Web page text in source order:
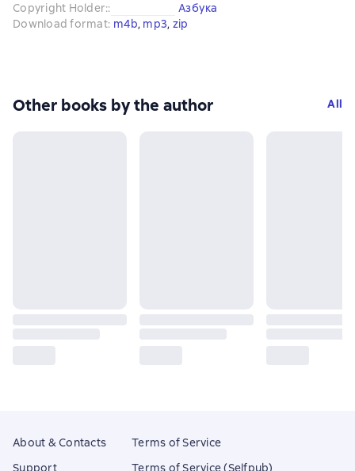
Copyright Holder::
Азбука
Download format: m4b, mp3, zip
Other books by the author All
About & Contacts
Support
Terms of Service
Terms of Service (Selfpub)